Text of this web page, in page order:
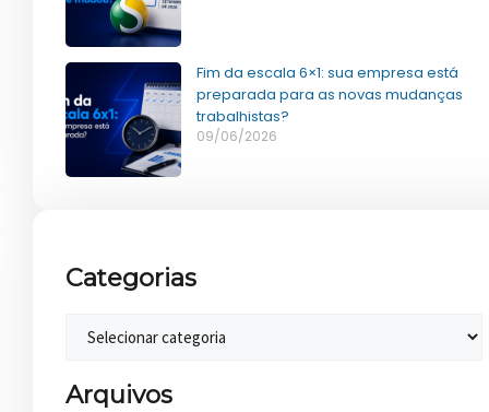
Fim da escala 6×1: sua empresa está
preparada para as novas mudanças
trabalhistas?
09/06/2026
Categorias
Arquivos